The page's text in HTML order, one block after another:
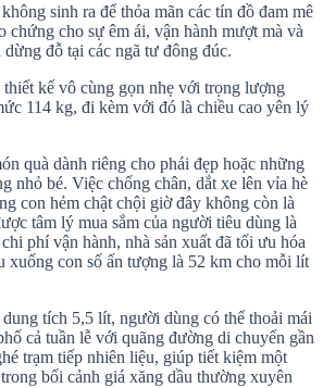
sinh ra để thỏa mãn các tín đồ đam mê
chứng cho sự êm ái, vận hành mượt mà và
đỗ tại các ngã tư đông đúc.
kế vô cùng gọn nhẹ với trọng lượng
114 kg, đi kèm với đó là chiều cao yên lý
quà dành riêng cho phái đẹp hoặc những
nhỏ bé. Việc chống chân, dắt xe lên vỉa hè
con hẻm chật chội giờ đây không còn là
tâm lý mua sắm của người tiêu dùng là
phí vận hành, nhà sản xuất đã tối ưu hóa
xuống con số ấn tượng là 52 km cho mỗi lít
tích 5,5 lít, người dùng có thể thoải mái
cả tuần lễ với quãng đường di chuyển gần
trạm tiếp nhiên liệu, giúp tiết kiệm một
bối cảnh giá xăng dầu thường xuyên